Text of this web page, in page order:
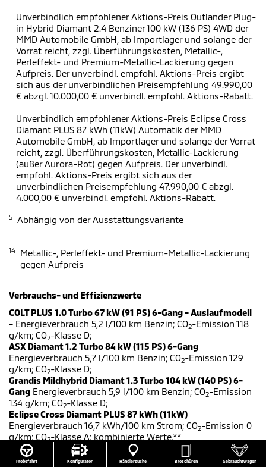
Probefahrt Konfigurator Händlersuche Broschüren Gebrauchtwagen
Unverbindlich empfohlener Aktions-Preis Outlander Plug-
in Hybrid Diamant 2.4 Benziner 100 kW (136 PS) 4WD der
MMD Automobile GmbH, ab Importlager und solange der
Vorrat reicht, zzgl. Überführungskosten, Metallic-,
Perleffekt- und Premium-Metallic-Lackierung gegen
Aufpreis. Der unverbindl. empfohl. Aktions-Preis ergibt
sich aus der unverbindlichen Preisempfehlung 49.990,00
€ abzgl. 10.000,00 € unverbindl. empfohl. Aktions-Rabatt.
Unverbindlich empfohlener Aktions-Preis Eclipse Cross
Diamant PLUS 87 kWh (11kW) Automatik der MMD
Automobile GmbH, ab Importlager und solange der Vorrat
reicht, zzgl. Überführungskosten, Metallic-Lackierung
(außer Aurora-Rot) gegen Aufpreis. Der unverbindl.
empfohl. Aktions-Preis ergibt sich aus der
unverbindlichen Preisempfehlung 47.990,00 € abzgl.
4.000,00 € unverbindl. empfohl. Aktions-Rabatt.
5 Abhängig von der Ausstattungsvariante
14
Metallic-, Perleffekt- und Premium-Metallic-Lackierung
gegen Aufpreis
Verbrauchs- und Effizienzwerte
COLT PLUS 1.0 Turbo 67 kW (91 PS) 6-Gang - Auslaufmodell
- Energieverbrauch 5,2 l/100 km Benzin; CO2-Emission 118
g/km; CO2-Klasse D;
ASX Diamant 1.2 Turbo 84 kW (115 PS) 6-Gang
Energieverbrauch 5,7 l/100 km Benzin; CO2-Emission 129
g/km; CO2-Klasse D;
Grandis Mildhybrid Diamant 1.3 Turbo 104 kW (140 PS) 6-
Gang Energieverbrauch 5,9 l/100 km Benzin; CO2-Emission
134 g/km; CO2-Klasse D;
Eclipse Cross Diamant PLUS 87 kWh (11kW)
Energieverbrauch 16,7 kWh/100 km Strom; CO2-Emission 0
g/km; CO2-Klasse A; kombinierte Werte.**
Outlander Plug-in Hybrid Diamant 4WD 2.4 100 kW (136 PS),
Elektromotoren vorn 85 kW (116 PS) / hinten 100 kW (136